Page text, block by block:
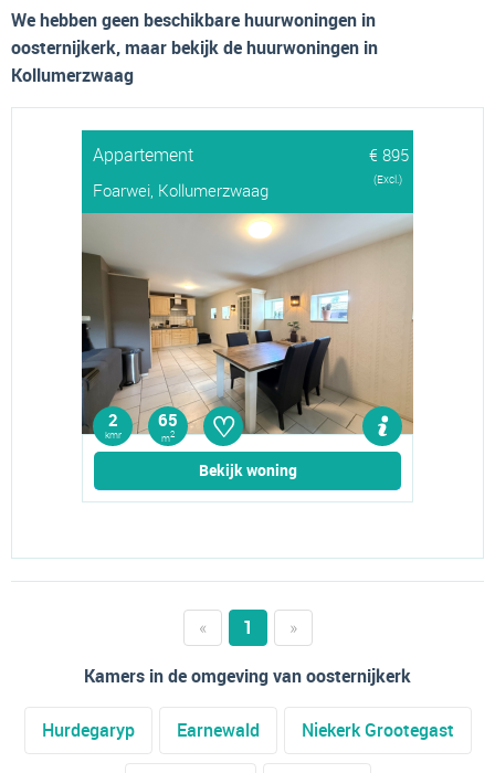
We hebben geen beschikbare huurwoningen in
oosternijkerk, maar bekijk de huurwoningen in
Kollumerzwaag
Appartement
€ 895
Foarwei, Kollumerzwaag
(Excl.)
2
kmr
65
m2 ♡
Bekijk woning
« 1
»
Kamers in de omgeving van oosternijkerk
Hurdegaryp Earnewald Niekerk Grootegast